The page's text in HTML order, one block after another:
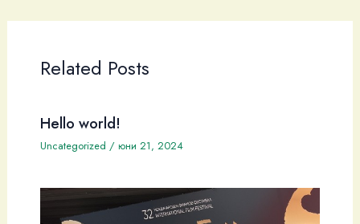
Related Posts
Hello world!
Uncategorized / юни 21, 2024